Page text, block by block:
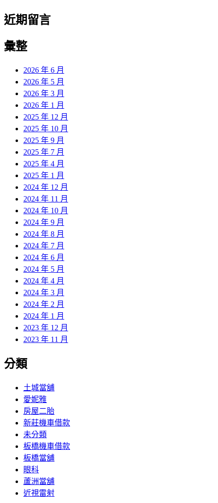
近期留言
彙整
2026 年 6 月
2026 年 5 月
2026 年 3 月
2026 年 1 月
2025 年 12 月
2025 年 10 月
2025 年 9 月
2025 年 7 月
2025 年 4 月
2025 年 1 月
2024 年 12 月
2024 年 11 月
2024 年 10 月
2024 年 9 月
2024 年 8 月
2024 年 7 月
2024 年 6 月
2024 年 5 月
2024 年 4 月
2024 年 3 月
2024 年 2 月
2024 年 1 月
2023 年 12 月
2023 年 11 月
分類
土城當舖
愛妮雅
房屋二胎
新莊機車借款
未分類
板橋機車借款
板橋當舖
眼科
蘆洲當舖
近視雷射